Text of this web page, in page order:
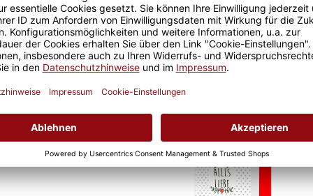
und
an unseren Fototassen
oder
Geschenkverpackung 1
Tasse mit Fenster
2,50 €
Grußkarten zum